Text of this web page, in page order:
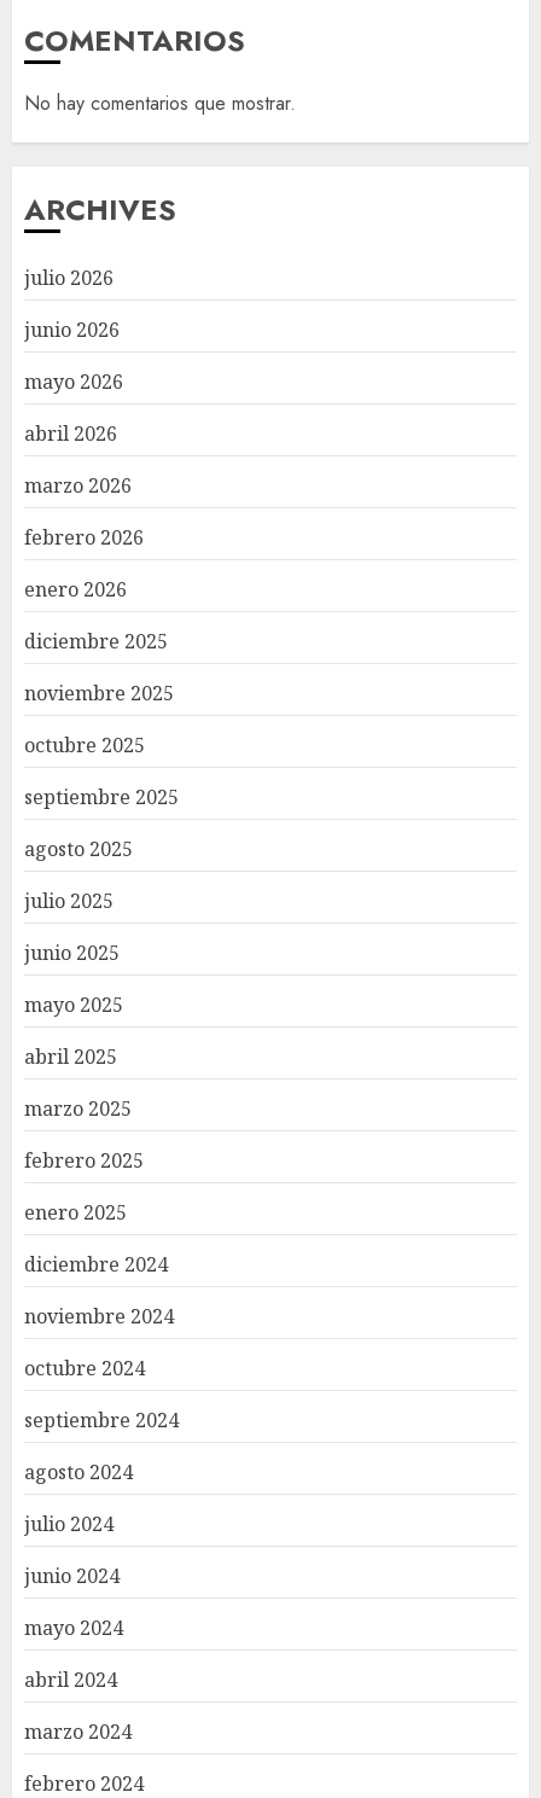
COMENTARIOS
No hay comentarios que mostrar.
ARCHIVES
julio 2026
junio 2026
mayo 2026
abril 2026
marzo 2026
febrero 2026
enero 2026
diciembre 2025
noviembre 2025
octubre 2025
septiembre 2025
agosto 2025
julio 2025
junio 2025
mayo 2025
abril 2025
marzo 2025
febrero 2025
enero 2025
diciembre 2024
noviembre 2024
octubre 2024
septiembre 2024
agosto 2024
julio 2024
junio 2024
mayo 2024
abril 2024
marzo 2024
febrero 2024